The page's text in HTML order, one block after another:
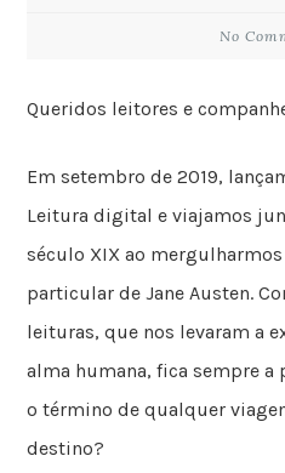
No
Queridos leitores e
Em setembro de 2019,
Leitura digital e viajamos
século XIX ao
particular de Jane Austen.
leituras, que nos levaram a
alma humana, fica sempre a
o término de qualquer
destino?